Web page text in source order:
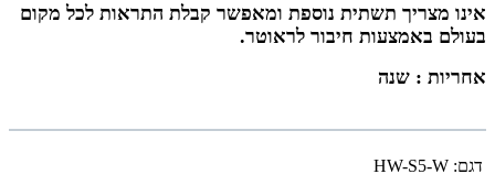
אינו מצריך תשתית נוספת ומאפשר קבלת התראות לכל מקום
בעולם באמצעות חיבור לראוטר.
אחריות : שנה
דגם: HW-S5-W